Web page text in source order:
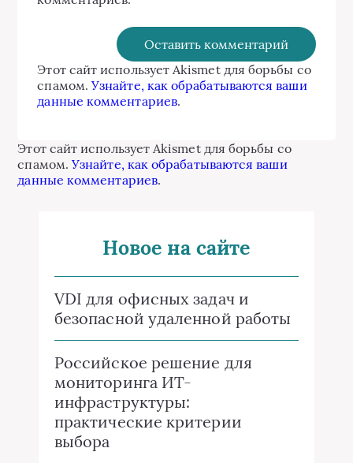
Этот сайт использует Akismet для борьбы со
спамом.Узнайте, как обрабатываются ваши
данные комментариев.
Этот сайт использует Akismet для борьбы со
спамом.Узнайте, как обрабатываются ваши
данные комментариев.
Новое на сайте
VDI для офисных задач и
безопасной удаленной работы
Российское решение для
мониторинга ИТ-
инфраструктуры:
практические критерии
выбора